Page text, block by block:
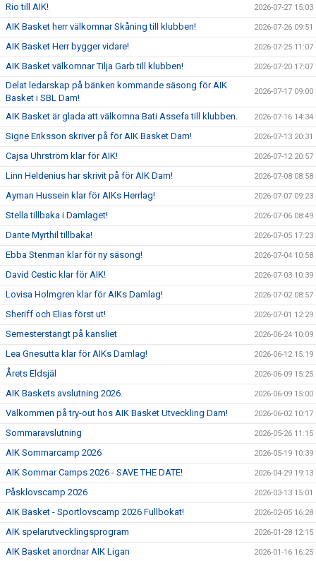
Rio till AIK! 2026-07-27 15:03
AIK Basket herr välkomnar Skåning till klubben! 2026-07-26 09:51
AIK Basket Herr bygger vidare! 2026-07-25 11:07
AIK Basket välkomnar Tilja Garb till klubben! 2026-07-20 17:07
Delat ledarskap på bänken kommande säsong för AIK
Basket i SBL Dam!
2026-07-17 09:00
AIK Basket är glada att välkomna Bati Assefa till klubben. 2026-07-16 14:34
Signe Eriksson skriver på för AIK Basket Dam! 2026-07-13 20:31
Cajsa Uhrström klar för AIK! 2026-07-12 20:57
Linn Heldenius har skrivit på för AIK Dam! 2026-07-08 08:58
Ayman Hussein klar för AIKs Herrlag! 2026-07-07 09:23
Stella tillbaka i Damlaget! 2026-07-06 08:49
Dante Myrthil tillbaka! 2026-07-05 17:23
Ebba Stenman klar för ny säsong! 2026-07-04 10:58
David Cestic klar för AIK! 2026-07-03 10:39
Lovisa Holmgren klar för AIKs Damlag! 2026-07-02 08:57
Sheriff och Elias först ut! 2026-07-01 12:29
Semesterstängt på kansliet 2026-06-24 10:09
Lea Gnesutta klar för AIKs Damlag! 2026-06-12 15:19
Årets Eldsjäl 2026-06-09 15:25
AIK Baskets avslutning 2026. 2026-06-09 15:00
Välkommen på try-out hos AIK Basket Utveckling Dam! 2026-06-02 10:17
Sommaravslutning 2026-05-26 11:15
AIK Sommarcamp 2026 2026-05-19 10:39
AIK Sommar Camps 2026 - SAVE THE DATE! 2026-04-29 19:13
Påsklovscamp 2026 2026-03-13 15:01
AIK Basket - Sportlovscamp 2026 Fullbokat! 2026-02-05 16:28
AIK spelarutvecklingsprogram 2026-01-28 12:15
AIK Basket anordnar AIK Ligan 2026-01-16 16:25